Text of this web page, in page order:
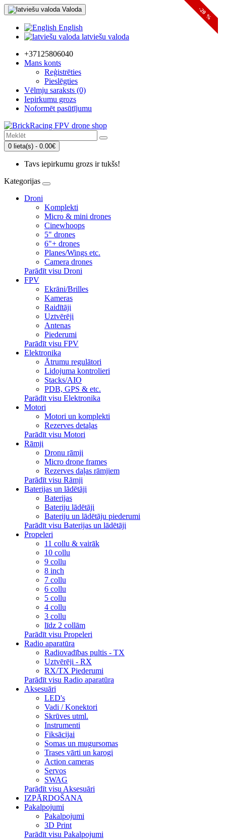
Valoda
English
latviešu valoda
+37125806040
Mans konts
Reģistrēties
Pieslēgties
Vēlmju saraksts (0)
Iepirkumu grozs
Noformēt pasūtījumu
0 lieta(s) - 0.00€
Tavs iepirkumu grozs ir tukšs!
Kategorijas
Droni
Komplekti
Micro & mini drones
Cinewhoops
5" drones
6"+ drones
Planes/Wings etc.
Camera drones
Parādīt visu Droni
FPV
Ekrāni/Brilles
Kameras
Raidītāji
Uztvērēji
Antenas
Piederumi
Parādīt visu FPV
Elektronika
Ātrumu regulātori
Lidojuma kontrolieri
Stacks/AIO
PDB, GPS & etc.
Parādīt visu Elektronika
Motori
Motori un komplekti
Rezerves detaļas
Parādīt visu Motori
Rāmji
Dronu rāmji
Micro drone frames
Rezerves daļas rāmjiem
Parādīt visu Rāmji
Baterijas un lādētāji
Baterijas
Bateriju lādētāji
Bateriju un lādētāju piederumi
Parādīt visu Baterijas un lādētāji
Propeleri
11 collu & vairāk
10 collu
9 collu
8 inch
7 collu
6 collu
5 collu
4 collu
3 collu
līdz 2 collām
Parādīt visu Propeleri
Radio aparatūra
Radiovadības pultis - TX
Uztvērēji - RX
RX/TX Piederumi
Parādīt visu Radio aparatūra
Aksesuāri
LED's
Vadi / Konektori
Skrūves utml.
Instrumenti
Fiksācijai
Somas un mugursomas
Trases vārti un karogi
Action cameras
Servos
SWAG
Parādīt visu Aksesuāri
IZPĀRDOŠANA
Pakalpojumi
Pakalpojumi
3D Print
Parādīt visu Pakalpojumi
-20 %